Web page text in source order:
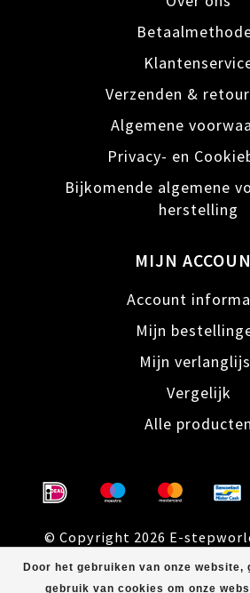
Door het gebruiken van onze website,
gebruik van cookies om onze
Verzenden &
Algemene
Privacy- en
Bijkomende algemene
herstelling
MIJN
Account
Mijn
Mijn
Vergelijk
Alle producten
© Copyright 2026 E-
Lightspeed- Theme by